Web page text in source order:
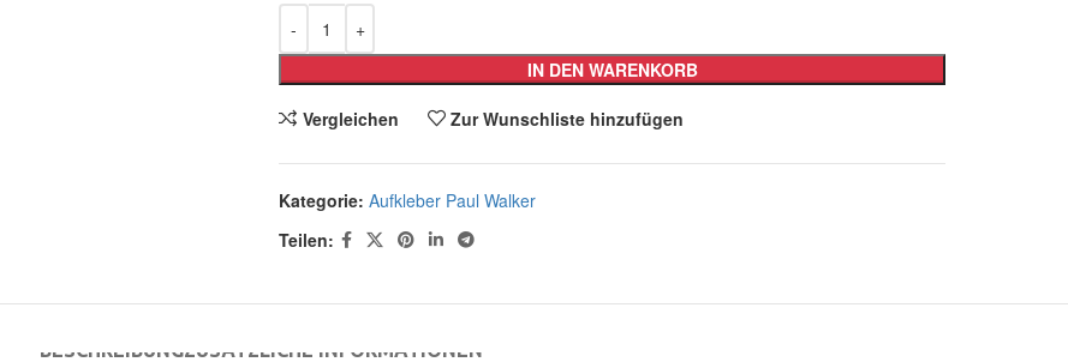
IN DEN WARENKORB
Vergleichen Zur Wunschliste hinzufügen
Kategorie: Aufkleber Paul Walker
Teilen:
BESCHREIBUNGZUSÄTZLICHE INFORMATIONEN